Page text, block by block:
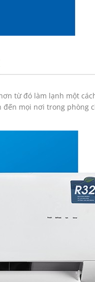
từ đó làm lạnh một
mọi nơi trong phòng